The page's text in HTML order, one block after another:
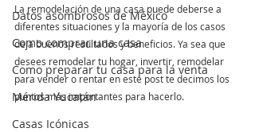
Datos asombrosos de México
Como comprar una casa
Como preparar tu casa para la venta
Mérida Yucatán
Casas Icónicas
La remodelación de una casa puede deberse a
diferentes situaciones y la mayoría de los casos
deja buenos resultados y beneficios. Ya sea que
desees remodelar tu hogar, invertir, remodelar
para vender o rentar en este post te decimos los
puntos más importantes para hacerlo.